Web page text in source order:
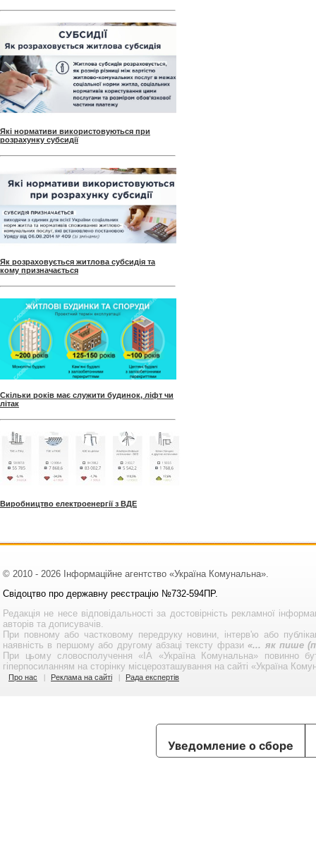
Які нормативи використовуються при
розрахунку субсидії
Як розраховується житлова субсидія та
кому призначається
Скільки років має служити будинок, ліфт чи
літак
Виробництво електроенергії з ВДЕ
© 2010 - 2026 Інформаційне агентство «Україна Комунальна».
Свідоцтво про державну реєстрацію №732-594ПР.
Редакція не несе відповідальності за достовірність рекламної
авторів та дописувачів.
При повному або частковому передруку новини, інтерв'ю або
наявність в першому або другому абзаці тексту фрази«... як пише
При цьому словосполучення «ІА «Україна Комунальна» повинно
гіперпосиланням на сторінку місцерозташування на сайті «Україна
Про нас Реклама на сайті Рада експертів
Уведомление о сборе